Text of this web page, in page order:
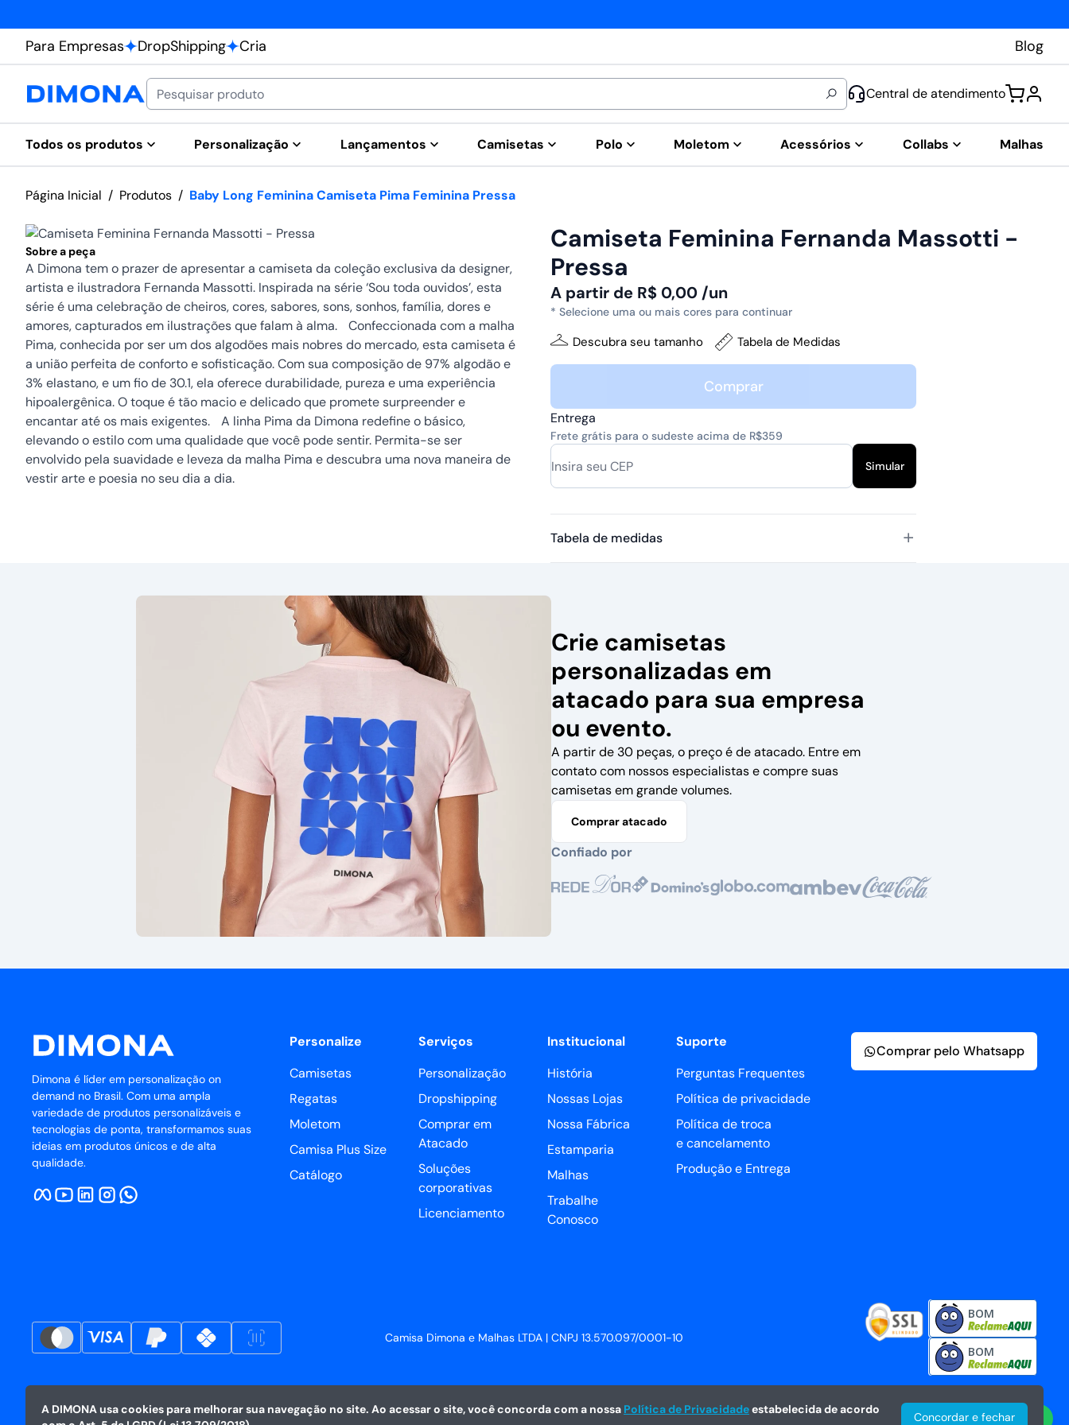
Para Empresas DropShipping Cria Blog
Central de atendimento
Todos os produtos Personalização Lançamentos Camisetas Polo Moletom Acessórios Collabs Malhas
Página Inicial / Produtos / Baby Long Feminina Camiseta Pima Feminina Pressa
Sobre a peça
A Dimona tem o prazer de apresentar a camiseta da coleção exclusiva da designer,
artista e ilustradora Fernanda Massotti. Inspirada na série ‘Sou toda ouvidos’, esta
série é uma celebração de cheiros, cores, sabores, sons, sonhos, família, dores e
amores, capturados em ilustrações que falam à alma. Confeccionada com a malha
Pima, conhecida por ser um dos algodões mais nobres do mercado, esta camiseta é
a união perfeita de conforto e sofisticação. Com sua composição de 97% algodão e
3% elastano, e um fio de 30.1, ela oferece durabilidade, pureza e uma experiência
hipoalergênica. O toque é tão macio e delicado que promete surpreender e
encantar até os mais exigentes. A linha Pima da Dimona redefine o básico,
elevando o estilo com uma qualidade que você pode sentir. Permita-se ser
envolvido pela suavidade e leveza da malha Pima e descubra uma nova maneira de
vestir arte e poesia no seu dia a dia.
Camiseta Feminina Fernanda Massotti -
Pressa
A partir de R$ 0,00 /un
* Selecione uma ou mais cores para continuar
Descubra seu tamanho Tabela de Medidas
Comprar
Entrega
Frete grátis para o sudeste acima de R$359
Simular
Tabela de medidas
Crie camisetas
personalizadas em
atacado para sua empresa
ou evento.
A partir de 30 peças, o preço é de atacado. Entre em
contato com nossos especialistas e compre suas
camisetas em grande volumes.
Comprar atacado
Confiado por
A DIMONA usa cookies para melhorar sua navegação no site. Ao acessar o site, você concorda com a nossa Política de Privacidadeestabelecida de acordo
Concordar e fechar
Dimona é líder em personalização on
demand no Brasil. Com uma ampla
variedade de produtos personalizáveis e
tecnologias de ponta, transformamos suas
ideias em produtos únicos e de alta
qualidade.
Personalize
Camisetas
Regatas
Moletom
Camisa Plus Size
Catálogo
Serviços
Personalização
Dropshipping
Comprar em
Atacado
Soluções
corporativas
Licenciamento
Institucional
História
Nossas Lojas
Nossa Fábrica
Estamparia
Malhas
Trabalhe
Conosco
Suporte
Perguntas Frequentes
Política de privacidade
Política de troca
e cancelamento
Produção e Entrega
Comprar pelo Whatsapp
Camisa Dimona e Malhas LTDA | CNPJ 13.570.097/0001-10
BOM
BOM
Central de vendas